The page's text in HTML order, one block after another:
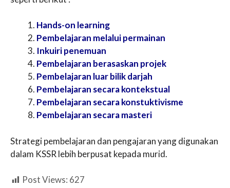
Hands-on learning
Pembelajaran melalui permainan
Inkuiri penemuan
Pembelajaran berasaskan projek
Pembelajaran luar bilik darjah
Pembelajaran secara kontekstual
Pembelajaran secara konstuktivisme
Pembelajaran secara masteri
Strategi pembelajaran dan pengajaran yang digunakan
dalam KSSR lebih berpusat kepada murid.
Post Views: 627